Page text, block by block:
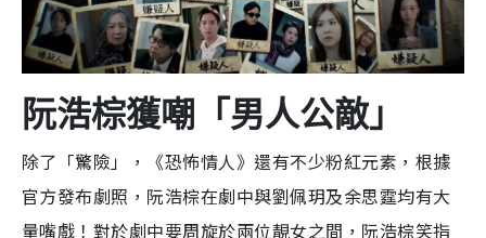
阮浩棕獲嘲「男人公敵」
除了「驚險」，《恐怖情人》還有不少粉紅元素，根據
官方發布劇照，阮浩棕在劇中與劉佩玥及余思霆均有大
量嘴戲！對於劇中要周旋於兩位靚女之間，阮浩棕笑指